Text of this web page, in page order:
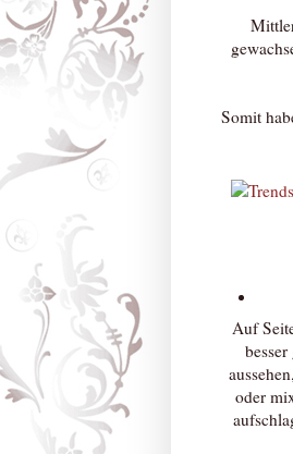
Somit
Auf
oder